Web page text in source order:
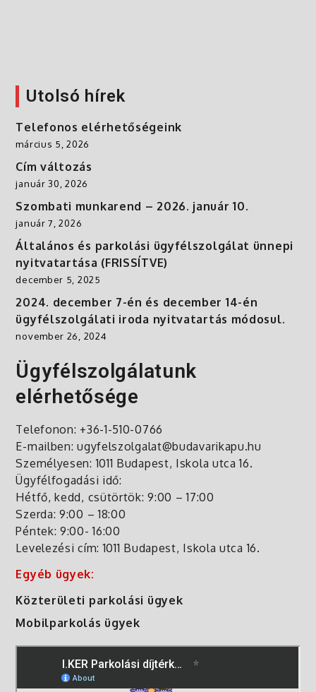
Utolsó hírek
Telefonos elérhetőségeink
március 5, 2026
Cím változás
január 30, 2026
Szombati munkarend – 2026. január 10.
január 7, 2026
Általános és parkolási ügyfélszolgálat ünnepi
nyitvatartása (FRISSÍTVE)
december 5, 2025
2024. december 7-én és december 14-én
ügyfélszolgálati iroda nyitvatartás módosul.
november 26, 2024
Ügyfélszolgálatunk
elérhetősége
Telefonon: +36-1-510-0766
E-mailben: ugyfelszolgalat@budavarikapu.hu
Személyesen: 1011 Budapest, Iskola utca 16.
Ügyfélfogadási idő:
Hétfő, kedd, csütörtök: 9:00 – 17:00
Szerda: 9:00 – 18:00
Péntek: 9:00- 16:00
Levelezési cím: 1011 Budapest, Iskola utca 16.
Egyéb ügyek:
Közterületi parkolási ügyek
Mobilparkolás ügyek